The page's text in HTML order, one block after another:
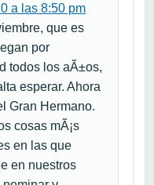
a las 8:50 pm
que es
por
todos los aÃ±os,
esperar. Ahora
Gran Hermano.
cosas mÃ¡s
en las que
en nuestros